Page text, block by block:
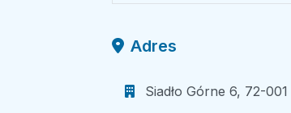
Adres
Siadło Górne 6, 72-